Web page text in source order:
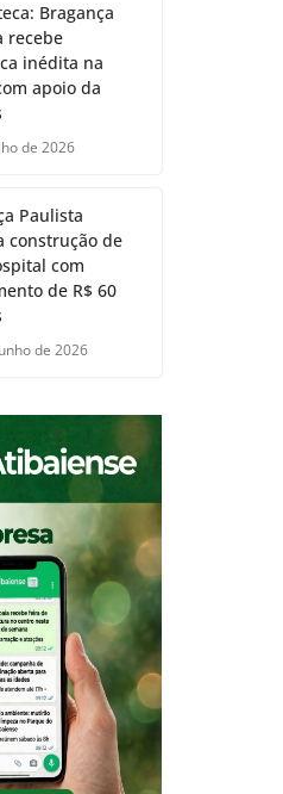
Bragança
recebe
inédita na
apoio da
de 2026
Paulista
construção de
com
de R$ 60
de 2026